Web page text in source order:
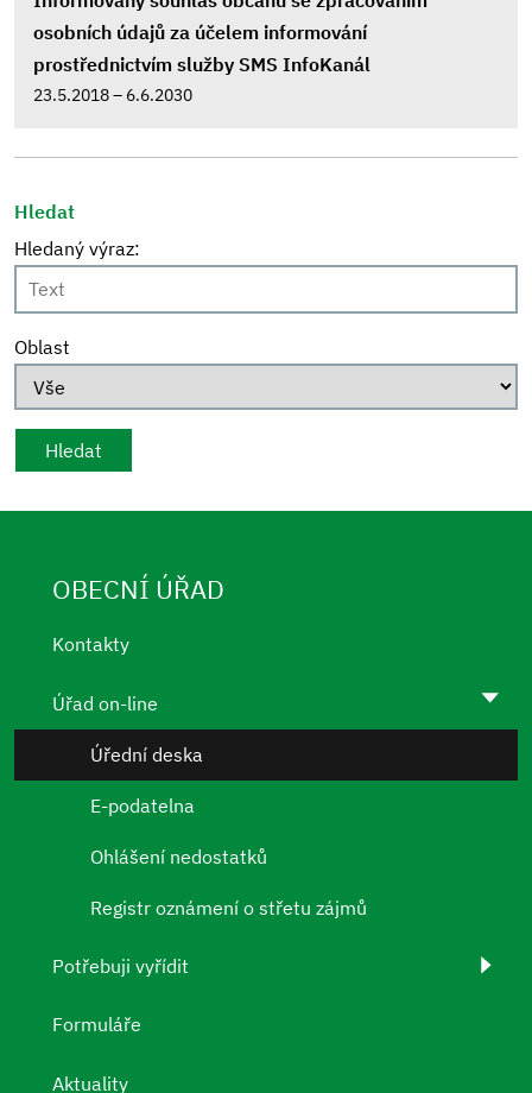
osobních údajů za účelem informování
prostřednictvím služby SMS InfoKanál
23.5.2018 – 6.6.2030
Hledat
Hledaný výraz:
Oblast
OBECNÍ ÚŘAD
Kontakty
Úřad on-line
Úřední deska
E-podatelna
Ohlášení nedostatků
Registr oznámení o střetu zájmů
Potřebuji vyřídit
Formuláře
Aktuality